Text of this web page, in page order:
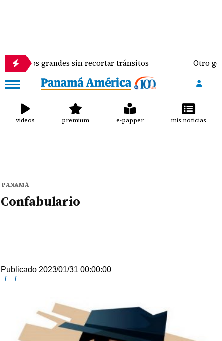
barcos grandes sin recortar tránsitos Otro
videos premium e-papper mis noticias
PANAMÁ
Confabulario
Publicado 2023/01/31 00:00:00
/ /